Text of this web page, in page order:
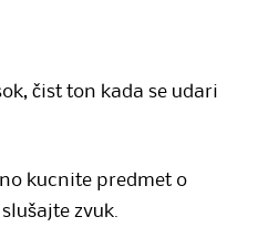
čist ton kada se udari
kucnite predmet o
zvuk.